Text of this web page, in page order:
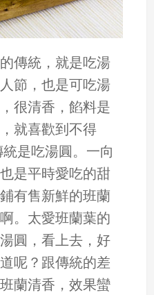
傳統，就是吃湯
節，也是可吃湯
很清香，餡料是
就喜歡到不得
是吃湯圓。一向
是平時愛吃的甜
有售新鮮的班蘭
。太愛班蘭葉的
圓，看上去，好
呢？跟傳統的差
蘭清香，效果蠻